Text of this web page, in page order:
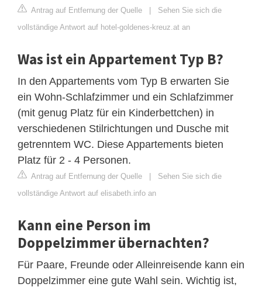
Antrag auf Entfernung der Quelle | Sehen Sie sich die
vollständige Antwort auf hotel-goldenes-kreuz.at an
Was ist ein Appartement Typ B?
In den Appartements vom Typ B erwarten Sie
ein Wohn-Schlafzimmer und ein Schlafzimmer
(mit genug Platz für ein Kinderbettchen) in
verschiedenen Stilrichtungen und Dusche mit
getrenntem WC. Diese Appartements bieten
Platz für 2 - 4 Personen.
Antrag auf Entfernung der Quelle | Sehen Sie sich die
vollständige Antwort auf elisabeth.info an
Kann eine Person im
Doppelzimmer übernachten?
Für Paare, Freunde oder Alleinreisende kann ein
Doppelzimmer eine gute Wahl sein. Wichtig ist,